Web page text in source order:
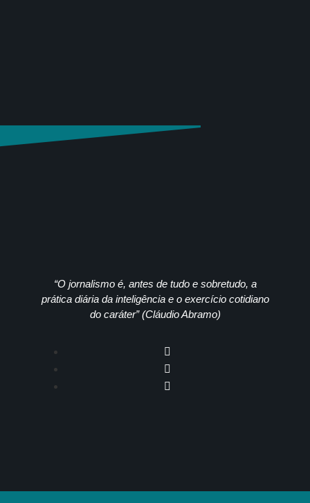
“O jornalismo é, antes de tudo e sobretudo, a
prática diária da inteligência e o exercício cotidiano
do caráter” (Cláudio Abramo)